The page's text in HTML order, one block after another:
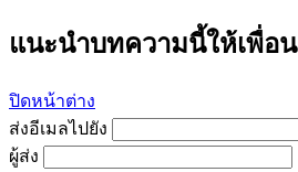
แนะนำบทความนี้ให้เพื่อน
ปิดหน้าต่าง
ส่งอีเมลไปยัง
ผู้ส่ง